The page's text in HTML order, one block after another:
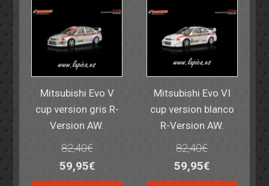
Mitsubishi Evo V
cup version gris R-
Version AW.
82,40€
El
precio
59,95€El
precio
Mitsubishi Evo VI
cup version blanco
R-Version AW.
82,40€
El
precio
59,95€El
precio